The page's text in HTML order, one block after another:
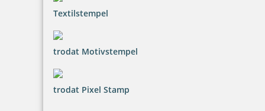
Textilstempel
trodat Motivstempel
trodat Pixel Stamp
trodat edy FIX - Motivationsstempel Smiley - Printy 4922